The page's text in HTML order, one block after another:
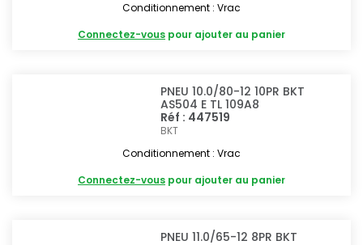
Conditionnement : Vrac
Connectez-vous pour ajouter au panier
PNEU 10.0/80-12 10PR BKT
AS504 E TL 109A8
Réf : 447519
BKT
Conditionnement : Vrac
Connectez-vous pour ajouter au panier
PNEU 11.0/65-12 8PR BKT